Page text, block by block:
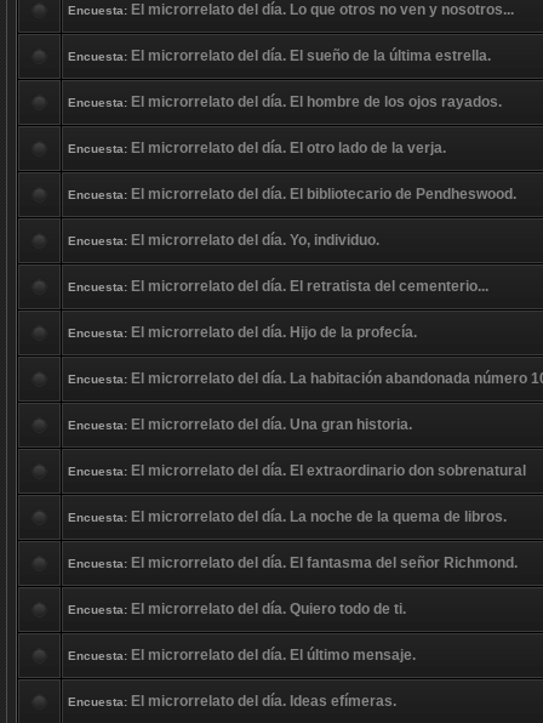
Encuesta: El microrrelato del día. Lo que otros no ven y nosotros...
Encuesta: El microrrelato del día. El sueño de la última estrella.
Encuesta: El microrrelato del día. El hombre de los ojos rayados.
Encuesta: El microrrelato del día. El otro lado de la verja.
Encuesta: El microrrelato del día. El bibliotecario de Pendheswood.
Encuesta: El microrrelato del día. Yo, individuo.
Encuesta: El microrrelato del día. El retratista del cementerio...
Encuesta: El microrrelato del día. Hijo de la profecía.
Encuesta: El microrrelato del día. La habitación abandonada número
Encuesta: El microrrelato del día. Una gran historia.
Encuesta: El microrrelato del día. El extraordinario don sobrenatural
Encuesta: El microrrelato del día. La noche de la quema de libros.
Encuesta: El microrrelato del día. El fantasma del señor Richmond.
Encuesta: El microrrelato del día. Quiero todo de ti.
Encuesta: El microrrelato del día. El último mensaje.
Encuesta: El microrrelato del día. Ideas efímeras.